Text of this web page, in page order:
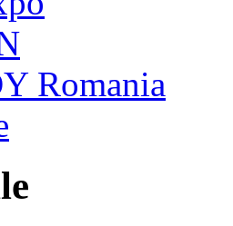
Romania